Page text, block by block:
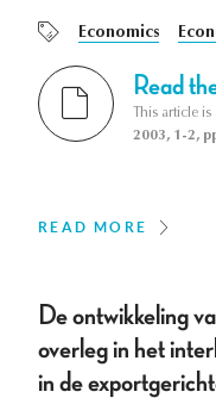
Economics
Read
This article
2003, 1-2,
READ MORE
De ontwikkeling
overleg in het
in de